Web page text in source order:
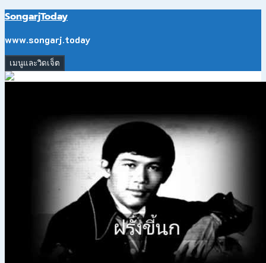
ข้าม
ยัง
SongarjToday
www.songarj.today
เมนูและวิดเจ็ต